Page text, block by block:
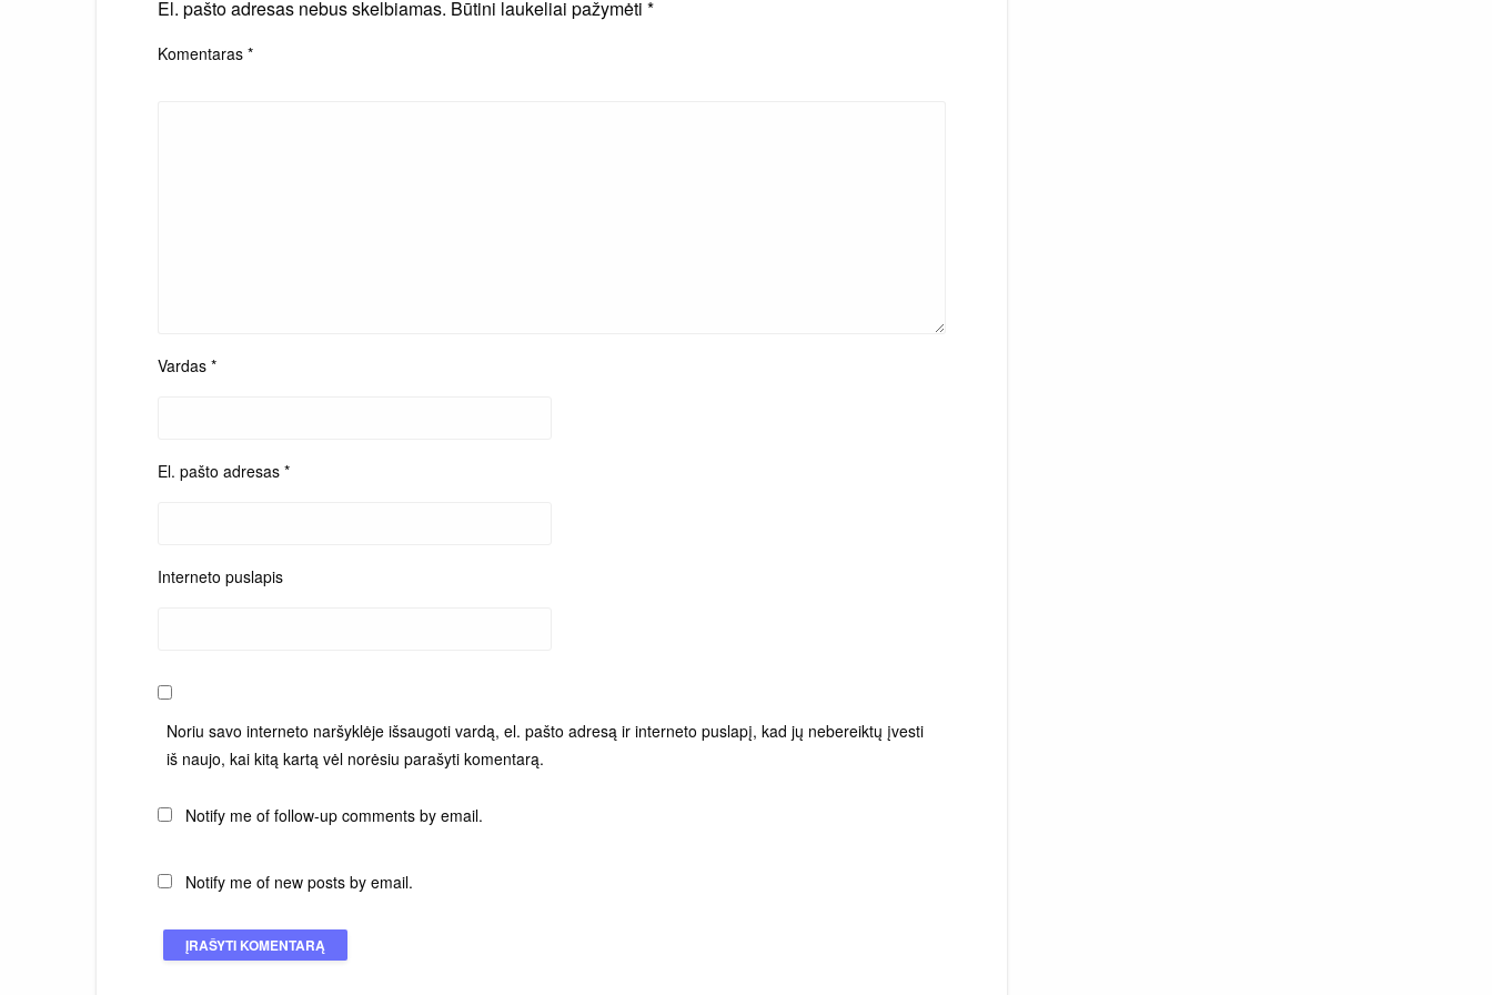
El. pašto adresas nebus skelbiamas. Būtini laukeliai pažymėti *
Komentaras *
Vardas *
El. pašto adresas *
Interneto puslapis
Noriu savo interneto naršyklėje išsaugoti vardą, el. pašto adresą ir interneto puslapį, kad jų nebereiktų įvesti
iš naujo, kai kitą kartą vėl norėsiu parašyti komentarą.
Notify me of follow-up comments by email.
Notify me of new posts by email.